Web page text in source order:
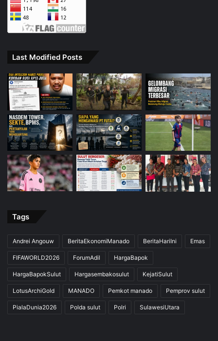
Last Modified Posts
Tags
Andrei Angouw BeritaEkonomiManado BeritaHariIni Emas
FIFAWORLD2026 ForumAdil HargaBapok
HargaBapokSulut Hargasembakosulut KejatiSulut
LotusArchiGold MANADO Pemkot manado Pemprov sulut
PialaDunia2026 Polda sulut Polri SulawesiUtara